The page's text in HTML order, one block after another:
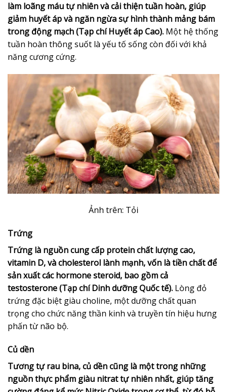
làm loãng máu tự nhiên và cải thiện tuần hoàn, giúp
giảm huyết áp và ngăn ngừa sự hình thành mảng bám
trong động mạch (Tạp chí Huyết áp Cao). Một hệ thống
tuần hoàn thông suốt là yếu tố sống còn đối với khả
năng cương cứng.
Ảnh trên: Tỏi
Trứng
Trứng là nguồn cung cấp protein chất lượng cao,
vitamin D, và cholesterol lành mạnh, vốn là tiền chất để
sản xuất các hormone steroid, bao gồm cả
testosterone (Tạp chí Dinh dưỡng Quốc tế). Lòng đỏ
trứng đặc biệt giàu choline, một dưỡng chất quan
trọng cho chức năng thần kinh và truyền tín hiệu hưng
phấn từ não bộ.
Củ dền
Tương tự rau bina, củ dền cũng là một trong những
nguồn thực phẩm giàu nitrat tự nhiên nhất, giúp tăng